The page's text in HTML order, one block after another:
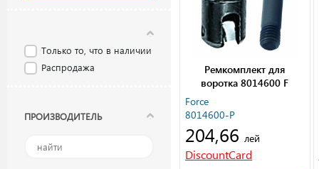
Только то, что в наличии
Распродажа
ПРОИЗВОДИТЕЛЬ
Ремкомплект для
воротка 8014600 F
Force
8014600-P
204,66 лей
DiscountCard